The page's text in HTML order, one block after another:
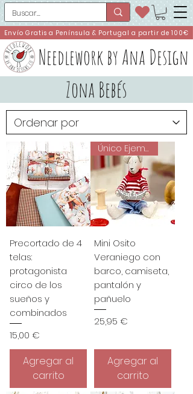
Needlework by Ana Design
Envío Gratis a Península & Portugal a partir de 100€
Zona Bebés
Precortado de 4
telas:
protagonista
circo de los
sueños y
combinados
Precio
15,00 €
Agregar al
carrito
Único Ejemplar
Mini Osito
Veraniego con
barco, camiseta,
pantalón y
pañuelo
Precio
25,95 €
Agregar al
carrito